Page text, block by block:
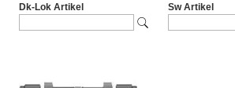
Dk-Lok Artikel Sw Artikel